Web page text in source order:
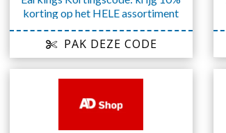
korting op het HELE assortiment
PAK DEZE CODE